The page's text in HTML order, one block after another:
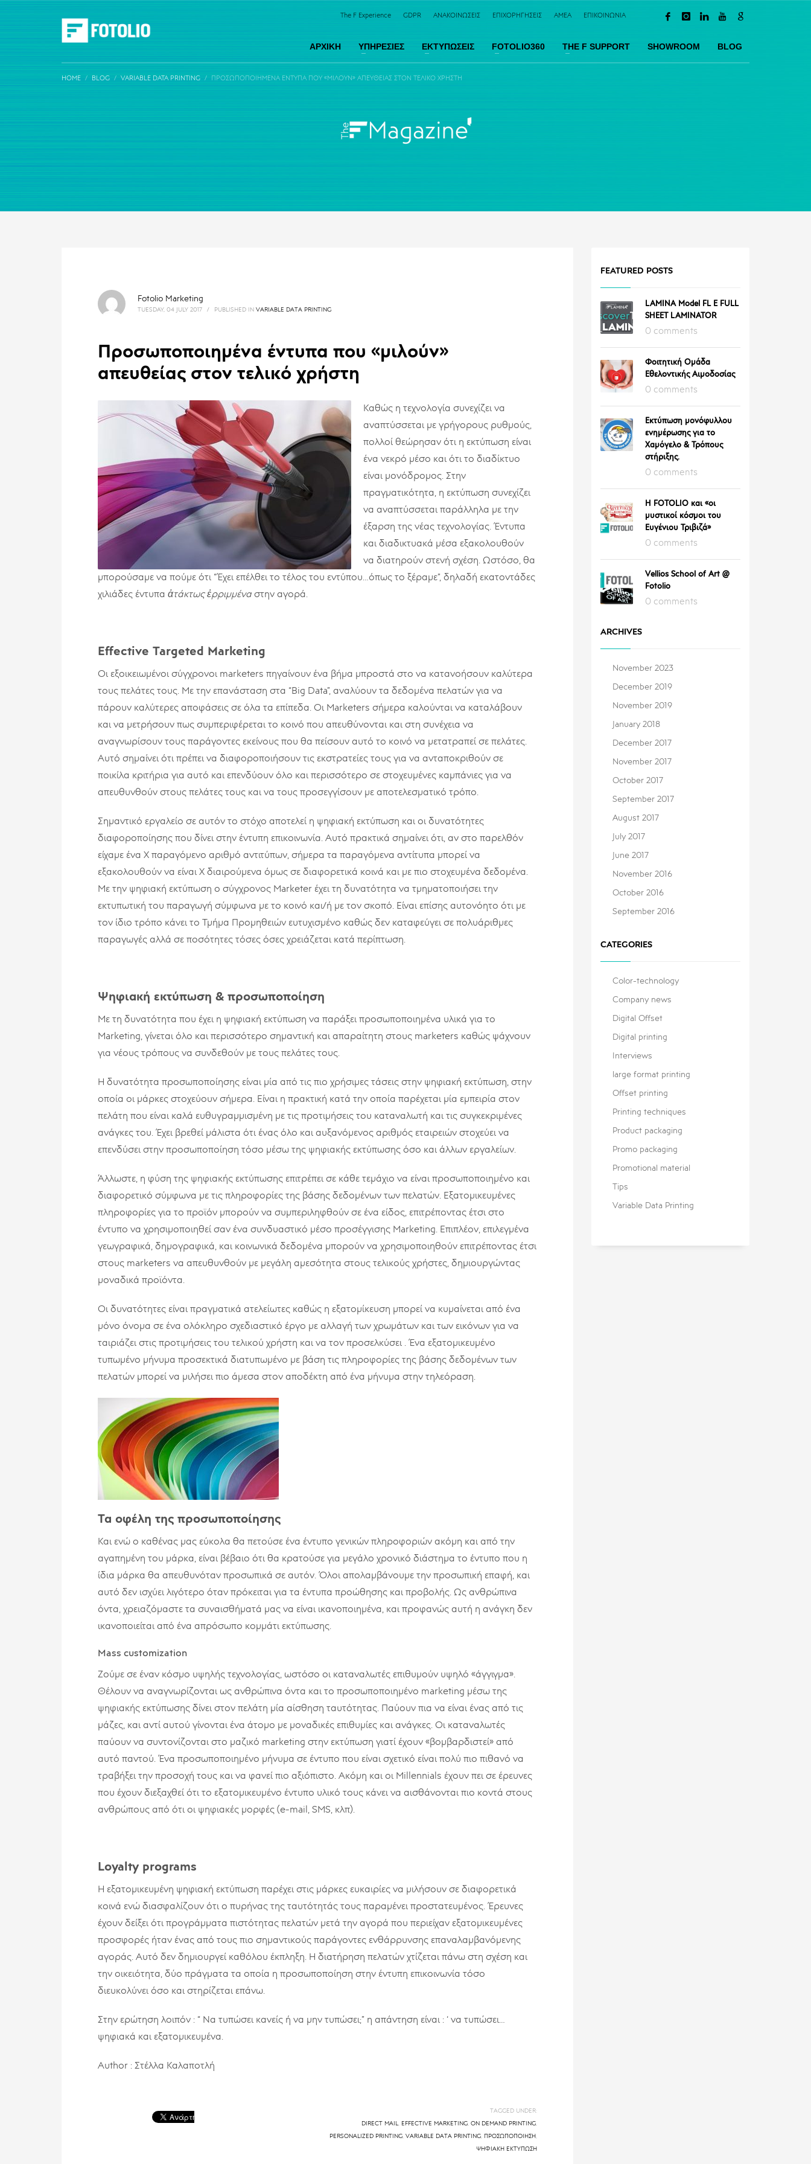
The F Experience GDPR ΑΝΑΚΟΙΝΩΣΕΙΣ ΕΠΙΧΟΡΗΓΗΣΕΙΣ AMEA ΕΠΙΚΟΙΝΩΝΙΑ
ΑΡΧΙΚΗ ΥΠΗΡΕΣΙΕΣ ΕΚΤΥΠΩΣΕΙΣ FOTOLIO360 TΗΕ F SUPPORT SHOWROOM BLOG
HOME BLOG VARIABLE DATA PRINTING ΠΡΟΣΩΠΟΠΟΙΗΜΈΝΑ ΈΝΤΥΠΑ ΠΟΥ «ΜΙΛΟΎΝ» ΑΠΕΥΘΕΊΑΣ ΣΤΟΝ ΤΕΛΙΚΌ ΧΡΉΣΤΗ
Fotolio Marketing
TUESDAY, 04 JULY 2017 / PUBLISHED IN VARIABLE DATA PRINTING
Προσωποποιημένα έντυπα που «μιλούν»
απευθείας στον τελικό χρήστη
Καθώς η τεχνολογία συνεχίζει να
αναπτύσσεται με γρήγορους ρυθμούς,
πολλοί θεώρησαν ότι η εκτύπωση είναι
ένα νεκρό μέσο και ότι το διαδίκτυο
είναι μονόδρομος. Στην
πραγματικότητα, η εκτύπωση συνεχίζει
να αναπτύσσεται παράλληλα με την
έξαρση της νέας τεχνολογίας. Έντυπα
και διαδικτυακά μέσα εξακολουθούν
να διατηρούν στενή σχέση. Ωστόσο, θα
μπορούσαμε να πούμε ότι “Έχει επέλθει το τέλος του εντύπου…όπως το ξέραμε”, δηλαδή εκατοντάδες
χιλιάδες έντυπα ἀτάκτως ἐρριμμένα στην αγορά.
Effective Targeted Marketing
Οι εξοικειωμένοι σύγχρονοι marketers πηγαίνουν ένα βήμα μπροστά στο να κατανοήσουν καλύτερα
τους πελάτες τους. Με την επανάσταση στα “Big Data”, αναλύουν τα δεδομένα πελατών για να
πάρουν καλύτερες αποφάσεις σε όλα τα επίπεδα. Οι Marketers σήμερα καλούνται να καταλάβουν
και να μετρήσουν πως συμπεριφέρεται το κοινό που απευθύνονται και στη συνέχεια να
αναγνωρίσουν τους παράγοντες εκείνους που θα πείσουν αυτό το κοινό να μετατραπεί σε πελάτες.
Αυτό σημαίνει ότι πρέπει να διαφοροποιήσουν τις εκστρατείες τους για να ανταποκριθούν σε
ποικίλα κριτήρια για αυτό και επενδύουν όλο και περισσότερο σε στοχευμένες καμπάνιες για να
απευθυνθούν στους πελάτες τους και να τους προσεγγίσουν με αποτελεσματικό τρόπο.
Σημαντικό εργαλείο σε αυτόν το στόχο αποτελεί η ψηφιακή εκτύπωση και οι δυνατότητες
διαφοροποίησης που δίνει στην έντυπη επικοινωνία. Αυτό πρακτικά σημαίνει ότι, αν στο παρελθόν
είχαμε ένα Χ παραγόμενο αριθμό αντιτύπων, σήμερα τα παραγόμενα αντίτυπα μπορεί να
εξακολουθούν να είναι Χ διαιρούμενα όμως σε διαφορετικά κοινά και με πιο στοχευμένα δεδομένα.
Με την ψηφιακή εκτύπωση ο σύγχρονος Marketer έχει τη δυνατότητα να τμηματοποιήσει την
εκτυπωτική του παραγωγή σύμφωνα με το κοινό και/ή με τον σκοπό. Είναι επίσης αυτονόητο ότι με
τον ίδιο τρόπο κάνει το Τμήμα Προμηθειών ευτυχισμένο καθώς δεν καταφεύγει σε πολυάριθμες
παραγωγές αλλά σε ποσότητες τόσες όσες χρειάζεται κατά περίπτωση.
Ψηφιακή εκτύπωση & προσωποποίηση
Με τη δυνατότητα που έχει η ψηφιακή εκτύπωση να παράξει προσωποποιημένα υλικά για το
Marketing, γίνεται όλο και περισσότερο σημαντική και απαραίτητη στους marketers καθώς ψάχνουν
για νέους τρόπους να συνδεθούν με τους πελάτες τους.
Η δυνατότητα προσωποποίησης είναι μία από τις πιο χρήσιμες τάσεις στην ψηφιακή εκτύπωση, στην
οποία οι μάρκες στοχεύουν σήμερα. Είναι η πρακτική κατά την οποία παρέχεται μία εμπειρία στον
πελάτη που είναι καλά ευθυγραμμισμένη με τις προτιμήσεις του καταναλωτή και τις συγκεκριμένες
ανάγκες του. Έχει βρεθεί μάλιστα ότι ένας όλο και αυξανόμενος αριθμός εταιρειών στοχεύει να
επενδύσει στην προσωποποίηση τόσο μέσω της ψηφιακής εκτύπωσης όσο και άλλων εργαλείων.
Άλλωστε, η φύση της ψηφιακής εκτύπωσης επιτρέπει σε κάθε τεμάχιο να είναι προσωποποιημένο και
διαφορετικό σύμφωνα με τις πληροφορίες της βάσης δεδομένων των πελατών. Εξατομικευμένες
πληροφορίες για το προϊόν μπορούν να συμπεριληφθούν σε ένα είδος, επιτρέποντας έτσι στο
έντυπο να χρησιμοποιηθεί σαν ένα συνδυαστικό μέσο προσέγγισης Marketing. Επιπλέον, επιλεγμένα
γεωγραφικά, δημογραφικά, και κοινωνικά δεδομένα μπορούν να χρησιμοποιηθούν επιτρέποντας έτσι
στους marketers να απευθυνθούν με μεγάλη αμεσότητα στους τελικούς χρήστες, δημιουργώντας
μοναδικά προϊόντα.
Οι δυνατότητες είναι πραγματικά ατελείωτες καθώς η εξατομίκευση μπορεί να κυμαίνεται από ένα
μόνο όνομα σε ένα ολόκληρο σχεδιαστικό έργο με αλλαγή των χρωμάτων και των εικόνων για να
ταιριάζει στις προτιμήσεις του τελικού χρήστη και να τον προσελκύσει . Ένα εξατομικευμένο
τυπωμένο μήνυμα προσεκτικά διατυπωμένο με βάση τις πληροφορίες της βάσης δεδομένων των
πελατών μπορεί να μιλήσει πιο άμεσα στον αποδέκτη από ένα μήνυμα στην τηλεόραση.
Τα οφέλη της προσωποποίησης
Και ενώ ο καθένας μας εύκολα θα πετούσε ένα έντυπο γενικών πληροφοριών ακόμη και από την
αγαπημένη του μάρκα, είναι βέβαιο ότι θα κρατούσε για μεγάλο χρονικό διάστημα το έντυπο που η
ίδια μάρκα θα απευθυνόταν προσωπικά σε αυτόν. Όλοι απολαμβάνουμε την προσωπική επαφή, και
αυτό δεν ισχύει λιγότερο όταν πρόκειται για τα έντυπα προώθησης και προβολής. Ως ανθρώπινα
όντα, χρειαζόμαστε τα συναισθήματά μας να είναι ικανοποιημένα, και προφανώς αυτή η ανάγκη δεν
ικανοποιείται από ένα απρόσωπο κομμάτι εκτύπωσης.
Mass customization
Ζούμε σε έναν κόσμο υψηλής τεχνολογίας, ωστόσο οι καταναλωτές επιθυμούν υψηλό «άγγιγμα».
Θέλουν να αναγνωρίζονται ως ανθρώπινα όντα και το προσωποποιημένο marketing μέσω της
ψηφιακής εκτύπωσης δίνει στον πελάτη μία αίσθηση ταυτότητας. Παύουν πια να είναι ένας από τις
μάζες, και αντί αυτού γίνονται ένα άτομο με μοναδικές επιθυμίες και ανάγκες. Οι καταναλωτές
παύουν να συντονίζονται στο μαζικό marketing στην εκτύπωση γιατί έχουν «βομβαρδιστεί» από
αυτό παντού. Ένα προσωποποιημένο μήνυμα σε έντυπο που είναι σχετικό είναι πολύ πιο πιθανό να
τραβήξει την προσοχή τους και να φανεί πιο αξιόπιστο. Ακόμη και οι Millennials έχουν πει σε έρευνες
που έχουν διεξαχθεί ότι το εξατομικευμένο έντυπο υλικό τους κάνει να αισθάνονται πιο κοντά στους
ανθρώπους από ότι οι ψηφιακές μορφές (e-mail, SMS, κλπ).
Loyalty programs
Η εξατομικευμένη ψηφιακή εκτύπωση παρέχει στις μάρκες ευκαιρίες να μιλήσουν σε διαφορετικά
κοινά ενώ διασφαλίζουν ότι ο πυρήνας της ταυτότητάς τους παραμένει προστατευμένος. Έρευνες
έχουν δείξει ότι προγράμματα πιστότητας πελατών μετά την αγορά που περιείχαν εξατομικευμένες
προσφορές ήταν ένας από τους πιο σημαντικούς παράγοντες ενθάρρυνσης επαναλαμβανόμενης
αγοράς. Αυτό δεν δημιουργεί καθόλου έκπληξη. Η διατήρηση πελατών χτίζεται πάνω στη σχέση και
την οικειότητα, δύο πράγματα τα οποία η προσωποποίηση στην έντυπη επικοινωνία τόσο
διευκολύνει όσο και στηρίζεται επάνω.
Στην ερώτηση λοιπόν : “ Να τυπώσει κανείς ή να μην τυπώσει;” η απάντηση είναι : ‘ να τυπώσει…
ψηφιακά και εξατομικευμένα.
Author : Στέλλα Καλαποτλή
TAGGED UNDER:
DIRECT MAIL, EFFECTIVE MARKETING, ON DEMAND PRINTING,
PERSONALIZED PRINTING, VARIABLE DATA PRINTING, ΠΡΟΣΩΠΟΠΟΊΗΣΗ,
ΨΗΦΙΑΚΉ ΕΚΤΎΠΩΣΗ
FEATURED POSTS
LAMINA Model FL E FULL
SHEET LAMINATOR
0 comments
Φοιτητική Ομάδα
Εθελοντικής Αιμοδοσίας
0 comments
Εκτύπωση μονόφυλλου
ενημέρωσης για το
Χαμόγελο & Τρόπους
στήριξης.
0 comments
Η FOTOLIO και «οι
μυστικοί κόσμοι του
Ευγένιου Τριβιζά»
0 comments
Vellios School of Art @
Fotolio
0 comments
ARCHIVES
November 2023
December 2019
November 2019
January 2018
December 2017
November 2017
October 2017
September 2017
August 2017
July 2017
June 2017
November 2016
October 2016
September 2016
CATEGORIES
Color-technology
Company news
Digital Offset
Digital printing
Interviews
large format printing
Offset printing
Printing techniques
Product packaging
Promo packaging
Promotional material
Tips
Variable Data Printing